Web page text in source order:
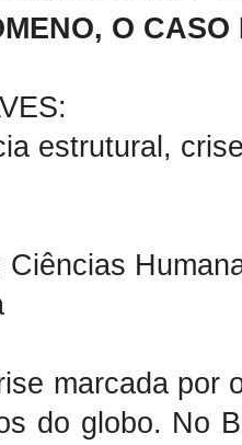
O
estrutural,
marcada por
do globo. No